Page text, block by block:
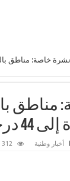
مناطق
44 درجة
أخبار وطنية 312 زيارة